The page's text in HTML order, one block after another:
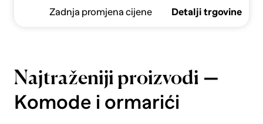
Zadnja promjena cijene Detalji trgovine
Najtraženiji proizvodi —
Komode i ormarići